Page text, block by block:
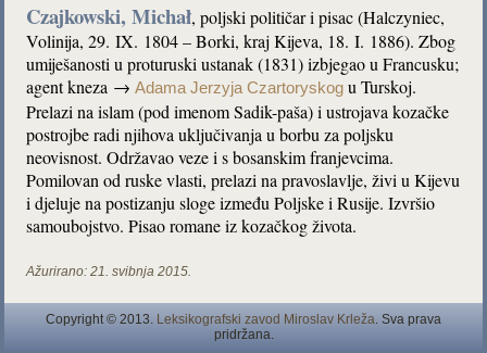
Czajkowski, Michał, poljski političar i pisac (Halczyniec,
Volinija, 29. IX. 1804 – Borki, kraj Kijeva, 18. I. 1886). Zbog
umiješanosti u proturuski ustanak (1831) izbjegao u Francusku;
agent kneza →Adama Jerzyja Czartoryskog u Turskoj.
Prelazi na islam (pod imenom Sadik-paša) i ustrojava kozačke
postrojbe radi njihova uključivanja u borbu za poljsku
neovisnost. Održavao veze i s bosanskim franjevcima.
Pomilovan od ruske vlasti, prelazi na pravoslavlje, živi u Kijevu
i djeluje na postizanju sloge između Poljske i Rusije. Izvršio
samoubojstvo. Pisao romane iz kozačkog života.
Ažurirano: 21. svibnja 2015.
Copyright © 2013. Leksikografski zavod Miroslav Krleža. Sva prava
pridržana.